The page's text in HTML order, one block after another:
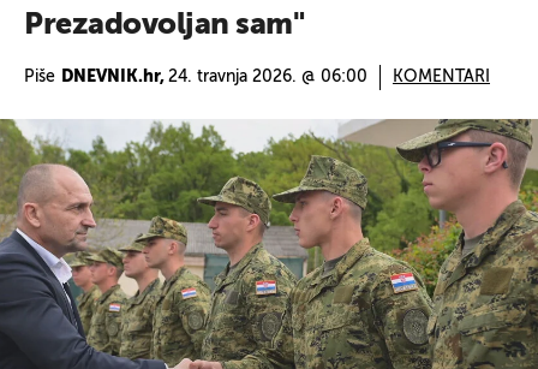
Prezadovoljan sam"
Piše DNEVNIK.hr, 24. travnja 2026. @ 06:00 KOMENTARI